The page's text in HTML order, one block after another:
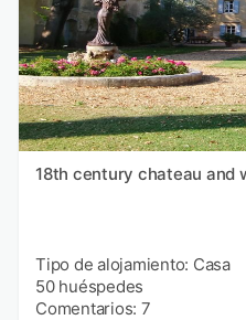
18th century chateau and
Tipo de alojamiento: Casa
50 huéspedes
Comentarios: 7